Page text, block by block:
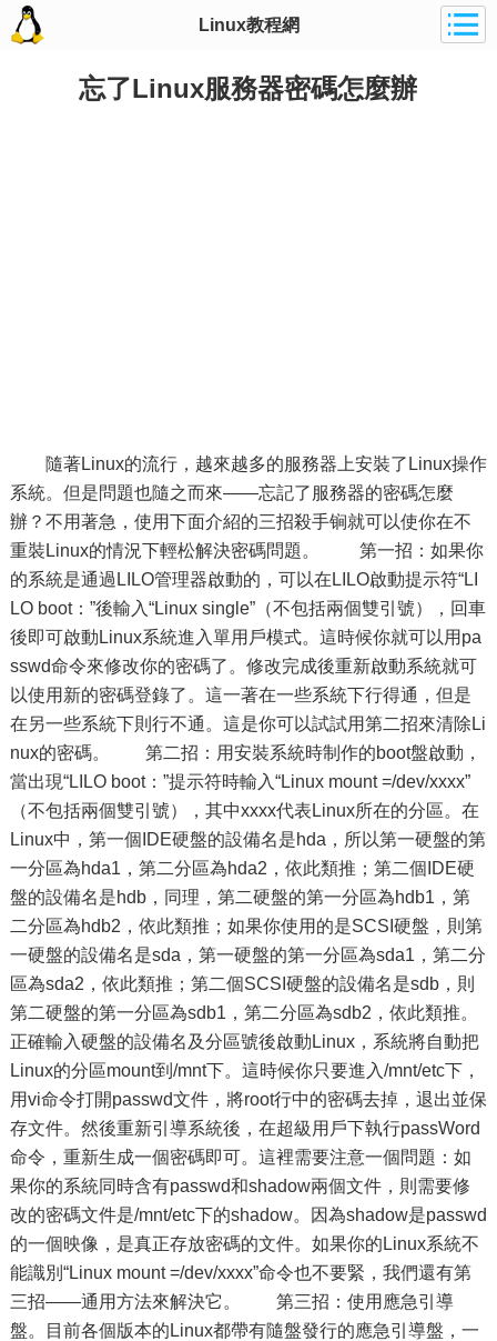
Linux教程網
忘了Linux服務器密碼怎麼辦
隨著Linux的流行，越來越多的服務器上安裝了Linux操作
系統。但是問題也隨之而來——忘記了服務器的密碼怎麼
辦？不用著急，使用下面介紹的三招殺手锏就可以使你在不
重裝Linux的情況下輕松解決密碼問題。 第一招：如果你
的系統是通過LILO管理器啟動的，可以在LILO啟動提示符“LI
LO boot：”後輸入“Linux single”（不包括兩個雙引號），回車
後即可啟動Linux系統進入單用戶模式。這時候你就可以用pa
sswd命令來修改你的密碼了。修改完成後重新啟動系統就可
以使用新的密碼登錄了。這一著在一些系統下行得通，但是
在另一些系統下則行不通。這是你可以試試用第二招來清除Li
nux的密碼。 第二招：用安裝系統時制作的boot盤啟動，
當出現“LILO boot：”提示符時輸入“Linux mount =/dev/xxxx”
（不包括兩個雙引號），其中xxxx代表Linux所在的分區。在
Linux中，第一個IDE硬盤的設備名是hda，所以第一硬盤的第
一分區為hda1，第二分區為hda2，依此類推；第二個IDE硬
盤的設備名是hdb，同理，第二硬盤的第一分區為hdb1，第
二分區為hdb2，依此類推；如果你使用的是SCSI硬盤，則第
一硬盤的設備名是sda，第一硬盤的第一分區為sda1，第二分
區為sda2，依此類推；第二個SCSI硬盤的設備名是sdb，則
第二硬盤的第一分區為sdb1，第二分區為sdb2，依此類推。
正確輸入硬盤的設備名及分區號後啟動Linux，系統將自動把
Linux的分區mount到/mnt下。這時候你只要進入/mnt/etc下，
用vi命令打開passwd文件，將root行中的密碼去掉，退出並保
存文件。然後重新引導系統後，在超級用戶下執行passWord
命令，重新生成一個密碼即可。這裡需要注意一個問題：如
果你的系統同時含有passwd和shadow兩個文件，則需要修
改的密碼文件是/mnt/etc下的shadow。因為shadow是passwd
的一個映像，是真正存放密碼的文件。如果你的Linux系統不
能識別“Linux mount =/dev/xxxx”命令也不要緊，我們還有第
三招——通用方法來解決它。 第三招：使用應急引導
盤。目前各個版本的Linux都帶有隨盤發行的應急引導盤，一